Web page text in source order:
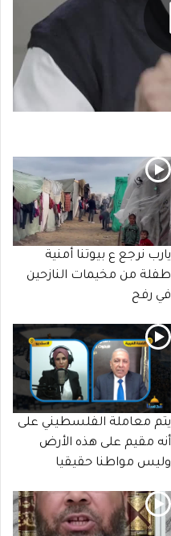
يارب نرجع ع بيوتنا أمنية
طفلة من مخيمات النازحين
في رفح
يتم معاملة الفلسطيني على
أنه مقيم على هذه الأرض
وليس مواطنا حقيقيا